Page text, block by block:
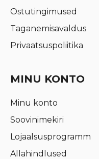
Ostutingimused
Taganemisavaldus
Privaatsuspoliitika
MINU KONTO
Minu konto
Soovinimekiri
Lojaalsusprogramm
Allahindlused